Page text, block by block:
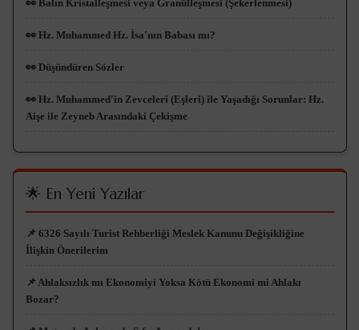
👀 Balın Kristalleşmesi veya Granülleşmesi (Şekerlenmesi)
👀 Hz. Muhammed Hz. İsa'nın Babası mı?
👀 Düşündüren Sözler
👀 Hz. Muhammed'in Zevceleri (Eşleri) ile Yaşadığı Sorunlar: Hz.
Aişe ile Zeyneb Arasındaki Çekişme
🌟 En Yeni Yazılar
📌 6326 Sayılı Turist Rehberliği Meslek Kanunu Değişikliğine
İlişkin Önerilerim
📌 Ahlaksızlık mı Ekonomiyi Yoksa Kötü Ekonomi mi Ahlakı
Bozar?